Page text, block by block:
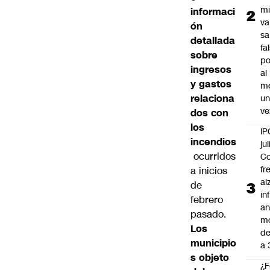
informaci
ón
detallada
sobre
ingresos
y gastos
relaciona
dos con
los
incendios
ocurridos
a inicios
de
febrero
pasado.
Los
municipio
s objeto
al
a